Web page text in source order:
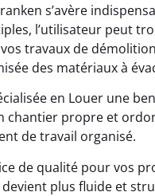
s’avère
l’utilisateur peut
travaux de
des matériaux à
en Louer une
chantier propre et
de travail organisé.
de qualité pour vos
plus fluide et